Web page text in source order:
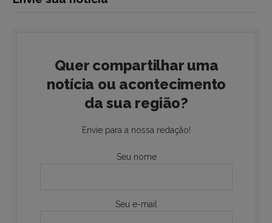
Quer compartilhar uma
notícia ou acontecimento
da sua região?
Envie para a nossa redação!
Seu nome
Seu e-mail